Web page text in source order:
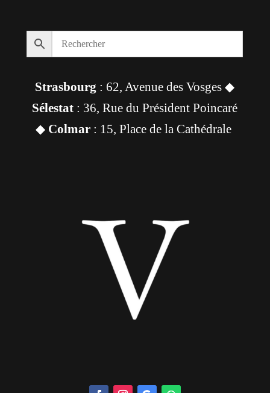
Strasbourg : 62, Avenue des Vosges ◆
Sélestat : 36, Rue du Président Poincaré
◆ Colmar: 15, Place de la Cathédrale